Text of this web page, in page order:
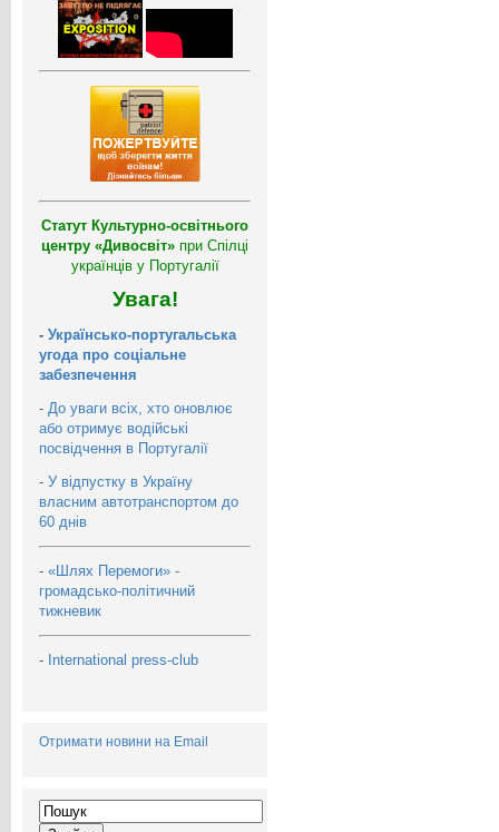
Статут Культурно-освітнього
центру «Дивосвіт» при Спілці
українців у Португалії
Увага!
- Українсько-португальська
угода про соціальне
забезпечення
- До уваги всіх, хто оновлює
або отримує водійські
посвідчення в Португалії
- У відпустку в Україну
власним автотранспортом до
60 днів
- «Шлях Перемоги» -
громадсько-політичний
тижневик
- International press-club
Отримати новини на Email